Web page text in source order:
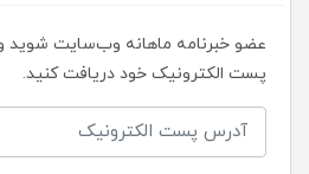
عضو خبرنامه ماهانه وب‌سایت شوید و
پست الکترونیک خود دریافت کنید.